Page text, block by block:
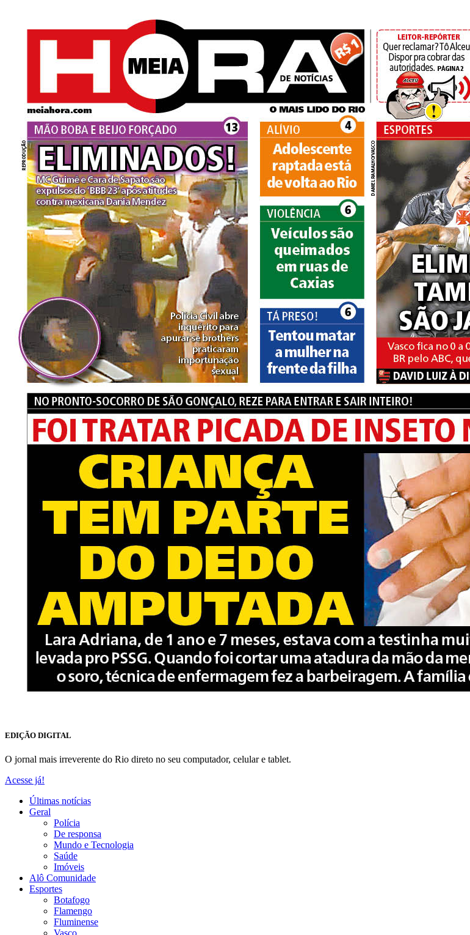
EDIÇÃO DIGITAL
O jornal mais irreverente do Rio direto no seu computador, celular e tablet.
Acesse já!
Últimas notícias
Geral
Polícia
De responsa
Mundo e Tecnologia
Saúde
Imóveis
Alô Comunidade
Esportes
Botafogo
Flamengo
Fluminense